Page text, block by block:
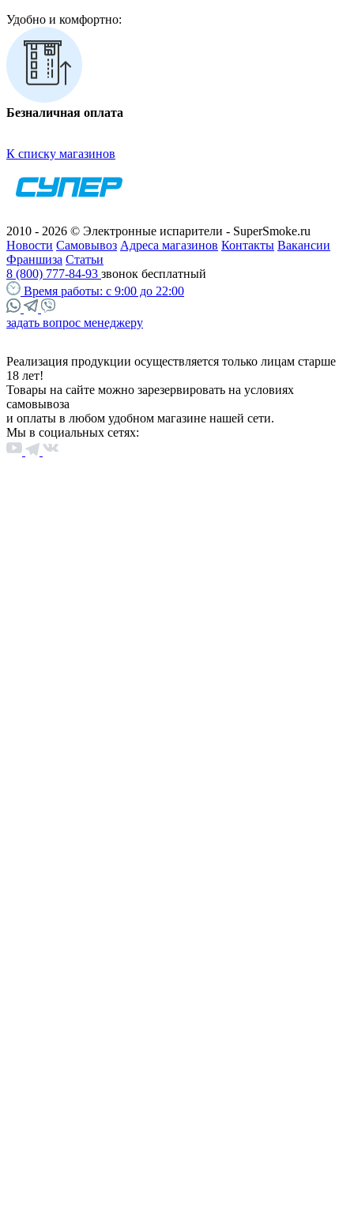
Удобно и комфортно:
Безналичная оплата
К списку магазинов
2010 - 2026 © Электронные испарители - SuperSmoke.ru
Новости Самовывоз Адреса магазинов Контакты Вакансии
Франшиза Статьи
8 (800) 777-84-93 звонок бесплатный
Время работы: с 9:00 до 22:00
задать вопрос менеджеру
Реализация продукции осуществляется только лицам старше
18 лет!
Товары на сайте можно зарезервировать на условиях
самовывоза
и оплаты в любом удобном магазине нашей сети.
Мы в социальных сетях: